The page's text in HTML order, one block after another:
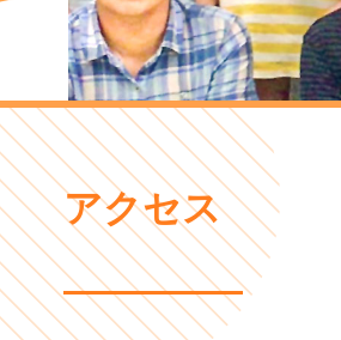
アクセス